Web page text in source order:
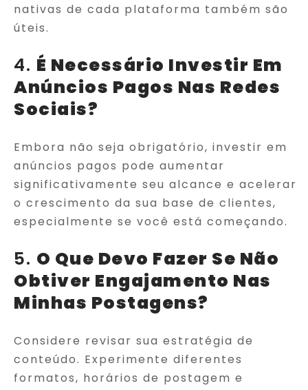
nativas de cada plataforma também são
úteis.
4. É Necessário Investir Em
Anúncios Pagos Nas Redes
Sociais?
Embora não seja obrigatório, investir em
anúncios pagos pode aumentar
significativamente seu alcance e acelerar
o crescimento da sua base de clientes,
especialmente se você está começando.
5. O Que Devo Fazer Se Não
Obtiver Engajamento Nas
Minhas Postagens?
Considere revisar sua estratégia de
conteúdo. Experimente diferentes
formatos, horários de postagem e